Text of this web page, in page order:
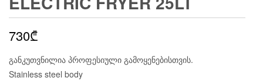
730₾
განკუთვნილია პროფესიული გამოყენებისთვის.
Stainless steel body